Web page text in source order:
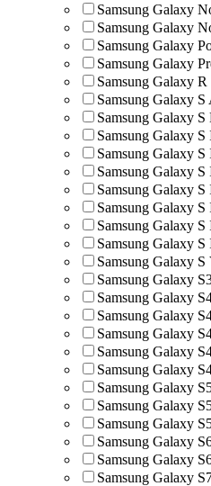
Samsung Galaxy
Samsung Galaxy
Samsung Galaxy
Samsung Galaxy
Samsung Galaxy
Samsung Galaxy
Samsung Galaxy S
Samsung Galaxy S
Samsung Galaxy
Samsung Galaxy
Samsung Galaxy
Samsung Galaxy
Samsung Galaxy
Samsung Galaxy
Samsung Galaxy
Samsung Galaxy
Samsung Galaxy
Samsung Galaxy
Samsung Galaxy
Samsung Galaxy
Samsung Galaxy
Samsung Galaxy
Samsung Galaxy
Samsung Galaxy
Samsung Galaxy
Samsung Galaxy
Samsung Galaxy